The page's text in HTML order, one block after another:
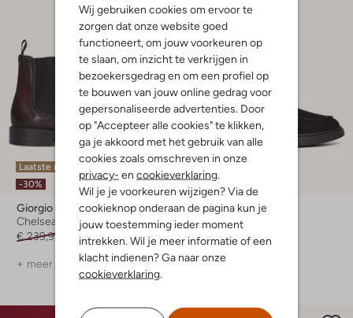
Wij gebruiken cookies om ervoor te
zorgen dat onze website goed
functioneert, om jouw voorkeuren op
te slaan, om inzicht te verkrijgen in
bezoekersgedrag en om een profiel op
te bouwen van jouw online gedrag voor
gepersonaliseerde advertenties. Door
op "Accepteer alle cookies" te klikken,
ga je akkoord met het gebruik van alle
cookies zoals omschreven in onze
privacy- en cookieverklaring.
Wil je je voorkeuren wijzigen? Via de
cookieknop onderaan de pagina kun je
jouw toestemming ieder moment
intrekken. Wil je meer informatie of een
klacht indienen? Ga naar onze
cookieverklaring.
Laatste items
-30%
Giorgio
Chelsea boots
€ 239,99
€ 167,99
+ meer kleuren
-30%
Giorgio
Chelsea boots
€ 219,99 € 153,99